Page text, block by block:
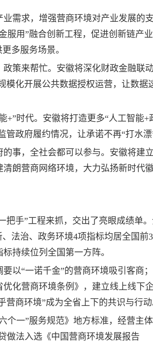
需求，增强营商环境对产业发展的
服用”融合创新工程，促进创新链产
多服务场景。
策来帮忙。安徽将深化财政金融联
模化开展公共数据授权运营，让数据
+”时代。安徽将打造更多“人工智能+
管政府履约情况，让承诺不再“打水
事，全社会都可以参与。安徽将建
朗营商网络环境，大力弘扬新时代
把手”工程来抓，交出了亮眼成绩单
法治、政务环境4项指标均居全国前
持续位列全国第一方阵。
以“一诺千金”的营商环境吸引客商
化营商环境条例》，建立线上线下
营商环境”成为全省上下的共识与行
个一”服务规范》地方标准，经营主
做法入选《中国营商环境发展报告